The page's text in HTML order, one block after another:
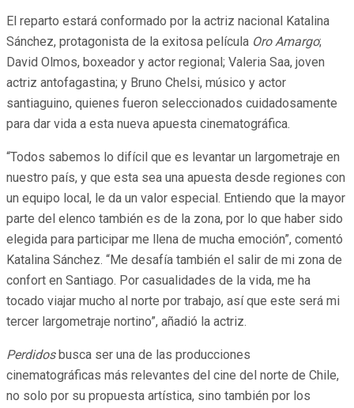
El reparto estará conformado por la actriz nacional Katalina
Sánchez, protagonista de la exitosa película Oro Amargo;
David Olmos, boxeador y actor regional; Valeria Saa, joven
actriz antofagastina; y Bruno Chelsi, músico y actor
santiaguino, quienes fueron seleccionados cuidadosamente
para dar vida a esta nueva apuesta cinematográfica.
“Todos sabemos lo difícil que es levantar un largometraje en
nuestro país, y que esta sea una apuesta desde regiones con
un equipo local, le da un valor especial. Entiendo que la mayor
parte del elenco también es de la zona, por lo que haber sido
elegida para participar me llena de mucha emoción”, comentó
Katalina Sánchez. “Me desafía también el salir de mi zona de
confort en Santiago. Por casualidades de la vida, me ha
tocado viajar mucho al norte por trabajo, así que este será mi
tercer largometraje nortino”, añadió la actriz.
Perdidos busca ser una de las producciones
cinematográficas más relevantes del cine del norte de Chile,
no solo por su propuesta artística, sino también por los